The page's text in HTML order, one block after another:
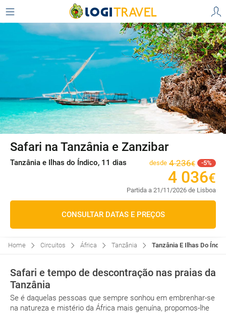
Safari na Tanzânia e Zanzibar
Tanzânia e Ilhas do Índico, 11 dias desde 4 236€ 5
4 036€
Partida a 21/11/2026 de Lisboa
CONSULTAR DATAS E PREÇOS
Home Circuitos África Tanzânia Tanzânia E Ilhas Do
Safari e tempo de descontração nas praias da
Tanzânia
Se é daquelas pessoas que sempre sonhou em embrenhar-se
na natureza e mistério da África mais genuína, propomos-lhe